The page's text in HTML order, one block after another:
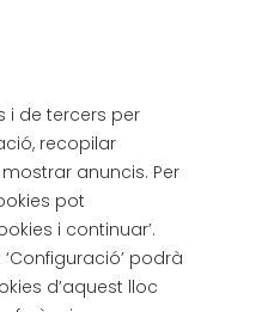
i de tercers per
recopilar
anuncis. Per
pot
i continuar’.
podrà
d’aquest lloc